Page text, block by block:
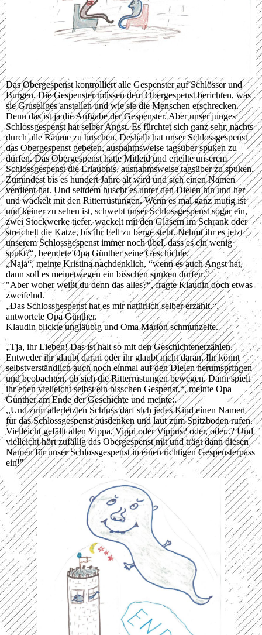
Das Obergespenst kontrolliert alle Gespenster auf Schlösser und
Burgen. Die Gespenster müssen dem Obergespenst berichten, was
sie Gruseliges anstellen und wie sie die Menschen erschrecken.
Denn das ist ja die Aufgabe der Gespenster. Aber unser junges
Schlossgespenst hat selber Angst. Es fürchtet sich ganz sehr, nachts
durch alle Räume zu huschen. Deshalb hat unser Schlossgespenst
das Obergespenst gebeten, ausnahmsweise tagsüber spuken zu
dürfen. Das Obergespenst hatte Mitleid und erteilte unserem
Schlossgespenst die Erlaubnis, ausnahmsweise tagsüber zu spuken.
Zumindest bis es hundert Jahre alt wird und sich einen Namen
verdient hat. Und seitdem huscht es unter den Dielen hin und her
und wackelt mit den Ritterrüstungen. Wenn es mal ganz mutig ist
und keiner zu sehen ist, schwebt unser Schlossgespenst sogar ein,
zwei Stockwerke tiefer, wackelt mit den Gläsern im Schrank oder
streichelt die Katze, bis ihr Fell zu berge steht. Nehmt ihr es jetzt
unserem Schlossgespenst immer noch übel, dass es ein wenig
spukt?“, beendete Opa Günther seine Geschichte.
„Naja“, meinte Kristina nachdenklich, “wenn es auch Angst hat,
dann soll es meinetwegen ein bisschen spuken dürfen."
"Aber woher weißt du denn das alles?“, fragte Klaudin doch etwas
zweifelnd.
„Das Schlossgespenst hat es mir natürlich selber erzählt.“,
antwortete Opa Günther.
Klaudin blickte ungläubig und Oma Marion schmunzelte.
„Tja, ihr Lieben! Das ist halt so mit den Geschichtenerzählen.
Entweder ihr glaubt daran oder ihr glaubt nicht daran. Ihr könnt
selbstverständlich auch noch einmal auf den Dielen herumspringen
und beobachten, ob sich die Ritterrüstungen bewegen. Dann spielt
ihr eben vielleicht selbst ein bisschen Gespenst.“, meinte Opa
Günther am Ende der Geschichte und meinte:.
,,Und zum allerletzten Schluss darf sich jedes Kind einen Namen
für das Schlossgespenst ausdenken und laut zum Spitzboden rufen.
Vielleicht gefällt allen Vippa, Vippi oder Vippus? oder, oder..? Und
vielleicht hört zufällig das Obergespenst mit und trägt dann diesen
Namen für unser Schlossgespenst in einen richtigen Gespensterpass
ein!"